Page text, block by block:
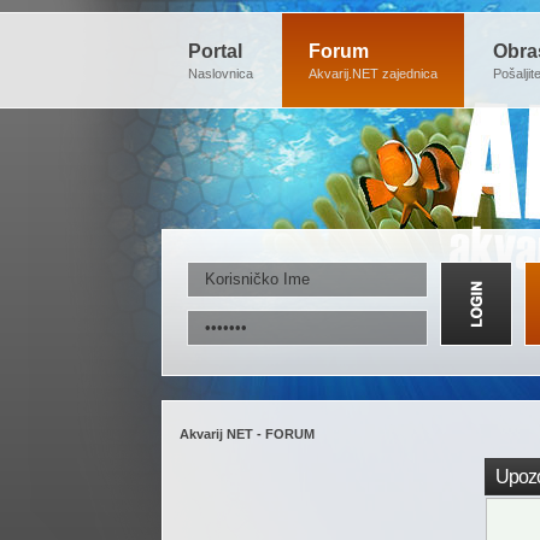
Portal
Naslovnica
Forum
Akvarij.NET zajednica
Akvarij NET - FORUM